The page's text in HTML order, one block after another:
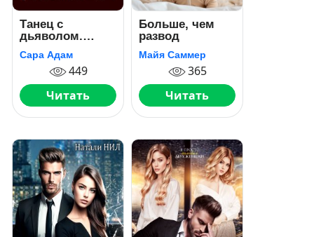
Танец с
дьяволом.
Расплата
Сара Адам
449
Читать
Больше, чем
развод
Майя Саммер
365
Читать